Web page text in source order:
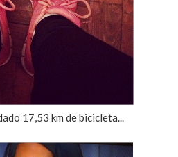
17,53 km de bicicleta...